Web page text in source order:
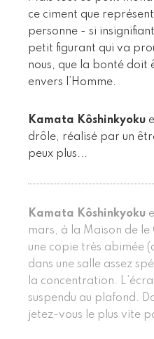
ce ciment que
personne - si
petit figurant qui va
nous, que la bonté doit
envers l’Homme.
Kamata Kôshinkyoku
drôle, réalisé par un
peux plus...
Kamata Kôshinkyoku
mars, à la Maison de
une copie très abimée
dans une salle assez
la concentration.
suspendu au plafond.
jetez-vous le plus vite